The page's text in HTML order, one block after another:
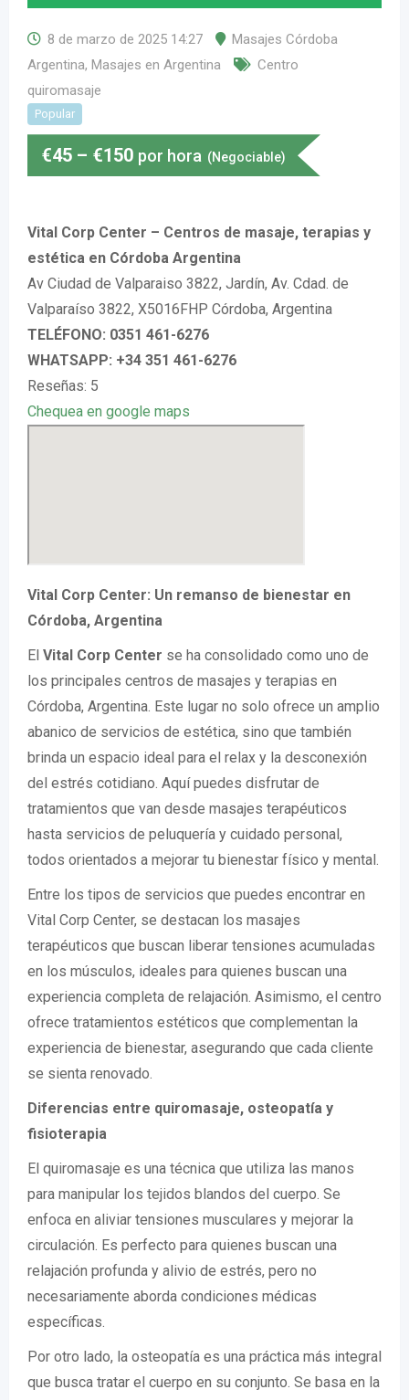
8 de marzo de 2025 14:27
Masajes Córdoba
Argentina, Masajes en Argentina
Centro
quiromasaje
Popular
€45 – €150 por hora (Negociable)
Vital Corp Center – Centros de masaje, terapias y
estética en Córdoba Argentina
Av Ciudad de Valparaiso 3822, Jardín, Av. Cdad. de
Valparaíso 3822, X5016FHP Córdoba, Argentina
TELÉFONO: 0351 461-6276
WHATSAPP: +34 351 461-6276
Reseñas: 5
Chequea en google maps
Vital Corp Center: Un remanso de bienestar en
Córdoba, Argentina
El Vital Corp Center se ha consolidado como uno de
los principales centros de masajes y terapias en
Córdoba, Argentina. Este lugar no solo ofrece un amplio
abanico de servicios de estética, sino que también
brinda un espacio ideal para el relax y la desconexión
del estrés cotidiano. Aquí puedes disfrutar de
tratamientos que van desde masajes terapéuticos
hasta servicios de peluquería y cuidado personal,
todos orientados a mejorar tu bienestar físico y mental.
Entre los tipos de servicios que puedes encontrar en
Vital Corp Center, se destacan los masajes
terapéuticos que buscan liberar tensiones acumuladas
en los músculos, ideales para quienes buscan una
experiencia completa de relajación. Asimismo, el centro
ofrece tratamientos estéticos que complementan la
experiencia de bienestar, asegurando que cada cliente
se sienta renovado.
Diferencias entre quiromasaje, osteopatía y
fisioterapia
El quiromasaje es una técnica que utiliza las manos
para manipular los tejidos blandos del cuerpo. Se
enfoca en aliviar tensiones musculares y mejorar la
circulación. Es perfecto para quienes buscan una
relajación profunda y alivio de estrés, pero no
necesariamente aborda condiciones médicas
específicas.
Por otro lado, la osteopatía es una práctica más integral
que busca tratar el cuerpo en su conjunto. Se basa en la